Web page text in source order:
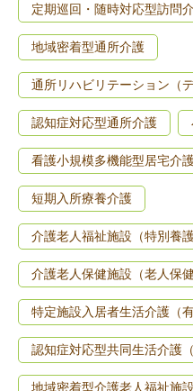
定期巡回・随時対応型訪問
地域密着型通所介護
通所リハビリテーション（デ
認知症対応型通所介護
看護小規模多機能型居宅介
短期入所療養介護
介護老人福祉施設（特別養
介護老人保健施設（老人保健
特定施設入居者生活介護（
認知症対応型共同生活介護
地域密着型介護老人福祉施